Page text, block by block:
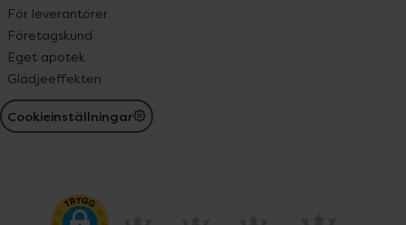
För leverantörer
Företagskund
Eget apotek
Glädjeeffekten
Cookieinställningar